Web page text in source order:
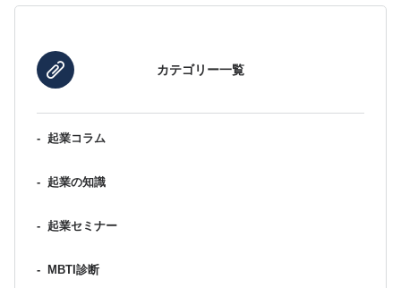
カテゴリー一覧
- 起業コラム
- 起業の知識
- 起業セミナー
- MBTI診断